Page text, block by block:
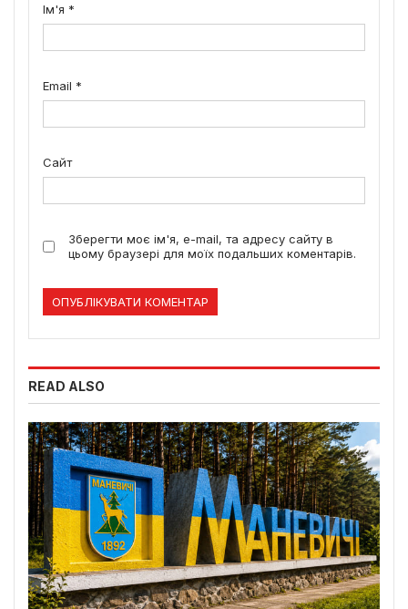
Ім'я *
Email *
Сайт
Зберегти моє ім'я, e-mail, та адресу сайту в
цьому браузері для моїх подальших коментарів.
READ ALSO